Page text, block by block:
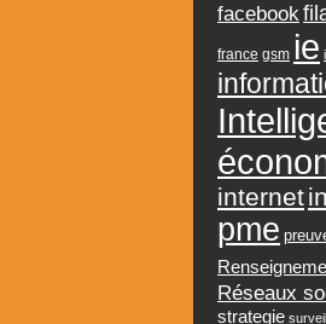
facebook
france gsm ie
internet
pme
Réseaux
strategie